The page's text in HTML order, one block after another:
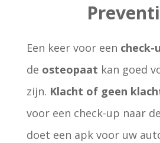
Een keer voor een check-
de osteopaat kan goed
zijn. Klacht of geen
voor een check-up naar
doet een apk voor uw